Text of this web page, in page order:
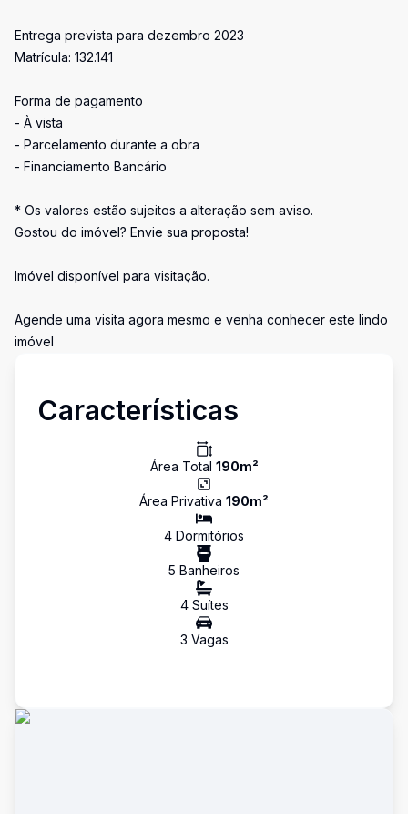
Entrega prevista para dezembro 2023
Matrícula: 132.141
Forma de pagamento
- À vista
- Parcelamento durante a obra
- Financiamento Bancário
* Os valores estão sujeitos a alteração sem aviso.
Gostou do imóvel? Envie sua proposta!
Imóvel disponível para visitação.
Agende uma visita agora mesmo e venha conhecer este lindo
imóvel
Características
Área Total 190m²
Área Privativa 190m²
4 Dormitórios
5 Banheiros
4Suítes
3 Vagas